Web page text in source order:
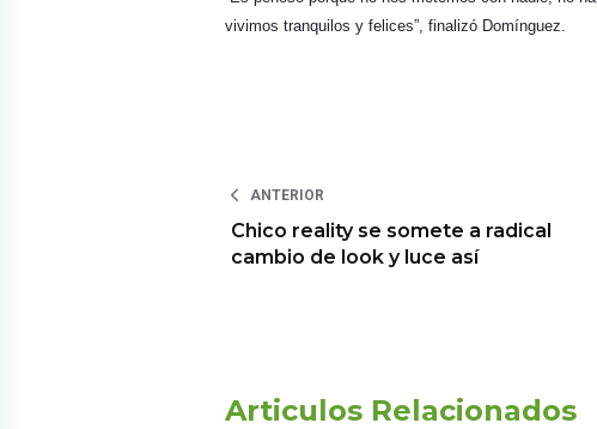
vivimos tranquilos y felices”, finalizó Domínguez.
ANTERIOR
Chico reality se somete a radical
cambio de look y luce así
Articulos Relacionados